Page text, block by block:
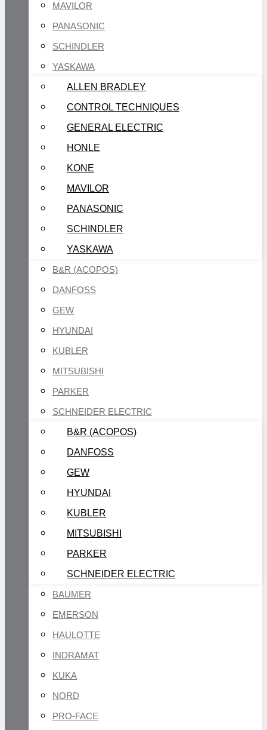
MAVILOR
PANASONIC
SCHINDLER
YASKAWA
ALLEN BRADLEY
CONTROL TECHNIQUES
GENERAL ELECTRIC
HONLE
KONE
MAVILOR
PANASONIC
SCHINDLER
YASKAWA
B&R (ACOPOS)
DANFOSS
GEW
HYUNDAI
KUBLER
MITSUBISHI
PARKER
SCHNEIDER ELECTRIC
B&R (ACOPOS)
DANFOSS
GEW
HYUNDAI
KUBLER
MITSUBISHI
PARKER
SCHNEIDER ELECTRIC
BAUMER
EMERSON
HAULOTTE
INDRAMAT
KUKA
NORD
PRO-FACE